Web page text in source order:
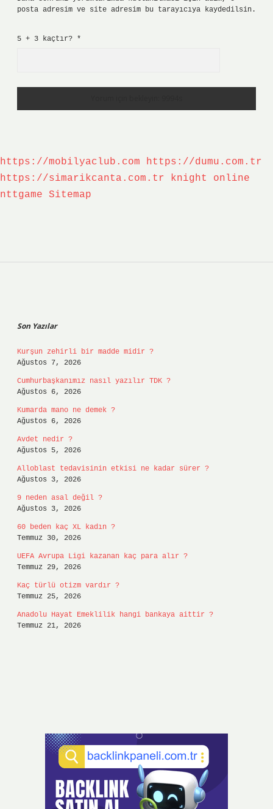
posta adresim ve site adresim bu tarayıcıya kaydedilsin.
5 + 3 kaçtır? *
https://mobilyaclub.com
https://dumu.com.tr
https://simarikcanta.com.tr
knight online
nttgame
Sitemap
Son Yazılar
Kurşun zehirli bir madde midir ?
Ağustos 7, 2026
Cumhurbaşkanımız nasıl yazılır TDK ?
Ağustos 6, 2026
Kumarda mano ne demek ?
Ağustos 6, 2026
Avdet nedir ?
Ağustos 5, 2026
Alloblast tedavisinin etkisi ne kadar sürer ?
Ağustos 3, 2026
9 neden asal değil ?
Ağustos 3, 2026
60 beden kaç XL kadın ?
Temmuz 30, 2026
UEFA Avrupa Ligi kazanan kaç para alır ?
Temmuz 29, 2026
Kaç türlü otizm vardır ?
Temmuz 25, 2026
Anadolu Hayat Emeklilik hangi bankaya aittir ?
Temmuz 21, 2026